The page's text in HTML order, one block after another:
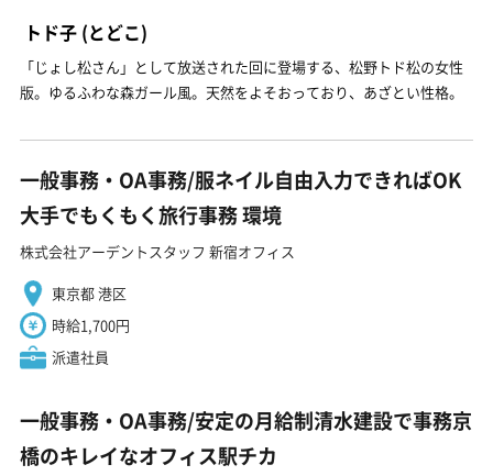
トド子 (とどこ)
「じょし松さん」として放送された回に登場する、松野トド松の女性
版。ゆるふわな森ガール風。天然をよそおっており、あざとい性格。
一般事務・OA事務/服ネイル自由入力できればOK
大手でもくもく旅行事務 環境
株式会社アーデントスタッフ 新宿オフィス
東京都 港区
時給1,700円
派遣社員
一般事務・OA事務/安定の月給制清水建設で事務京
橋のキレイなオフィス駅チカ